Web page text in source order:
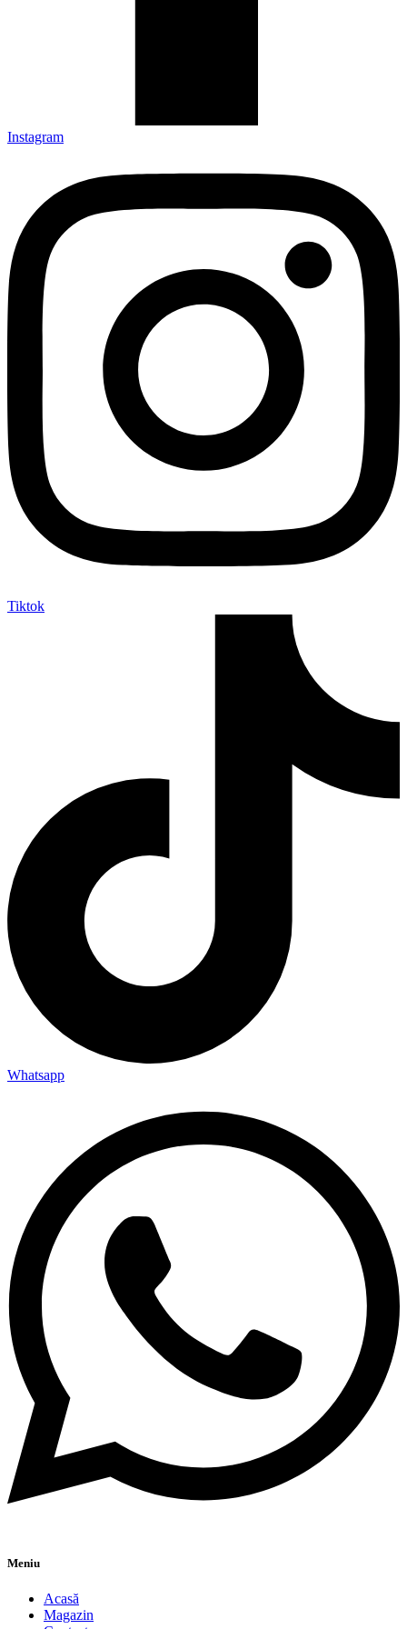
Instagram
Tiktok
Whatsapp
Meniu
Acasă
Magazin